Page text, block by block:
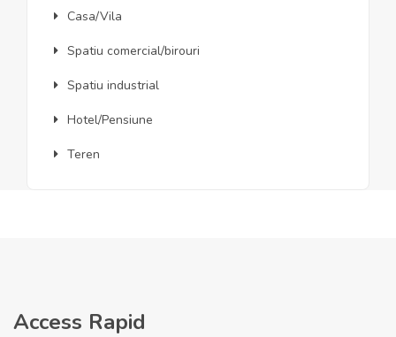
Casa/Vila
Spatiu comercial/birouri
Spatiu industrial
Hotel/Pensiune
Teren
Access Rapid